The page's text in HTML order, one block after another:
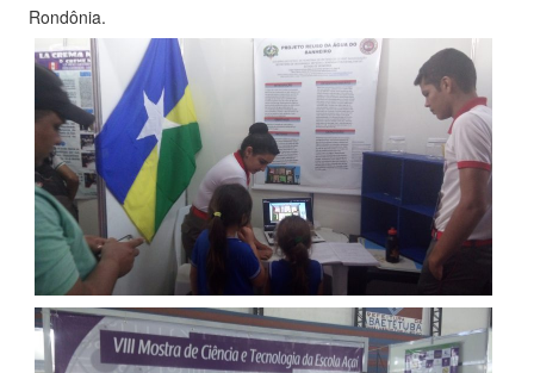
Rondônia.